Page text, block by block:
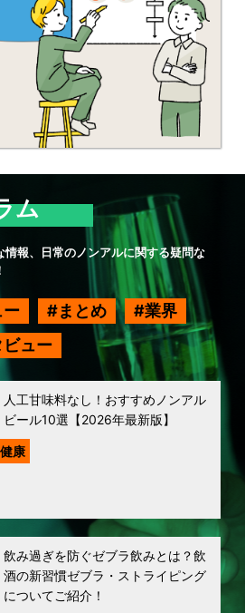
ム
情報、日常のノンアルに関する疑問な
ー まとめ
業界
ュー
人工甘味料なし！おすすめノンアル
ビール10選【2026年最新版】
健康
飲み過ぎを防ぐゼブラ飲みとは？飲
酒の新習慣ゼブラ・ストライピング
についてご紹介！